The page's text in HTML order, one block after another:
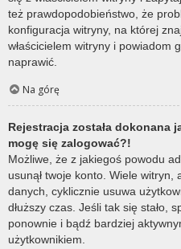
też prawdopodobieństwo, że
konfiguracja witryny, na której
właścicielem witryny i powiadom
naprawić.
Na górę
Rejestracja została dokonana
mogę się zalogować?!
Możliwe, że z jakiegoś powodu
usunął twoje konto. Wiele
danych, cyklicznie usuwa
dłuższy czas. Jeśli tak się stało,
ponownie i bądź bardziej
użytkownikiem.